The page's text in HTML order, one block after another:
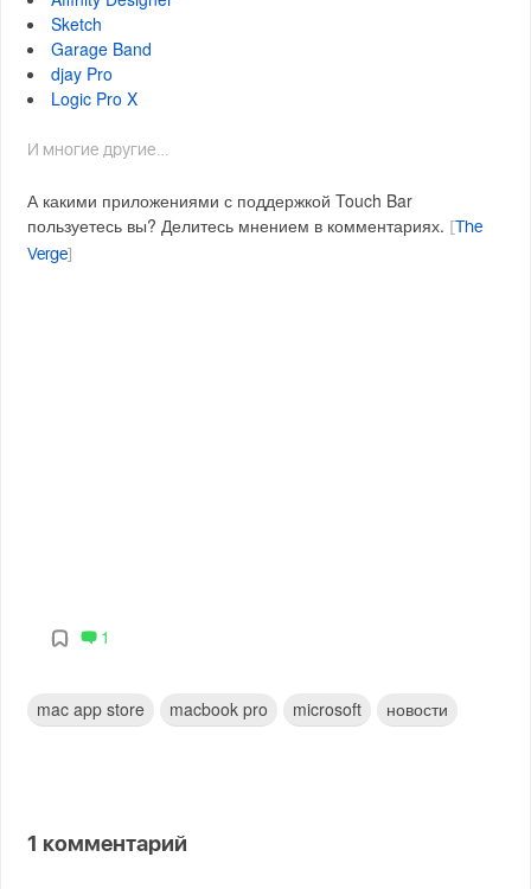
Sketch
Garage Band
djay Pro
Logic Pro X
И многие другие…
А какими приложениями с поддержкой Touch Bar
пользуетесь вы? Делитесь мнением в комментариях.
The
Verge
1
mac app store macbook pro microsoft новости
1 комментарий